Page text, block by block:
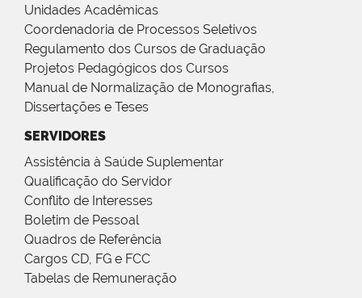
Unidades Acadêmicas
Coordenadoria de Processos Seletivos
Regulamento dos Cursos de Graduação
Projetos Pedagógicos dos Cursos
Manual de Normalização de Monografias,
Dissertações e Teses
SERVIDORES
Assistência à Saúde Suplementar
Qualificação do Servidor
Conflito de Interesses
Boletim de Pessoal
Quadros de Referência
Cargos CD, FG e FCC
Tabelas de Remuneração